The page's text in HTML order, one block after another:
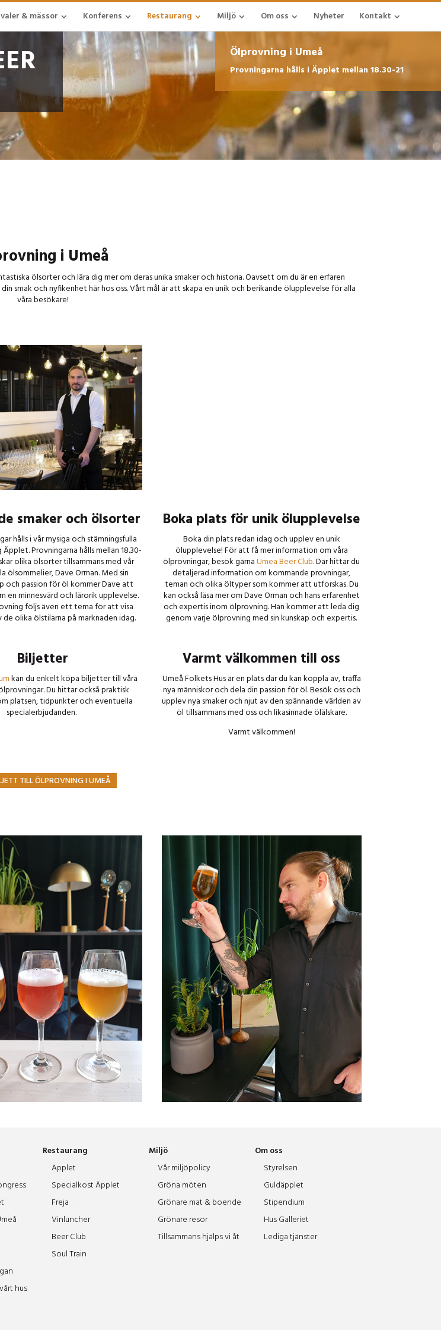
& mässor Konferens Restaurang Miljö Om oss Nyheter Kontakt
Ölprovning i Umeå
Provningarna hålls i Äpplet mellan 18.30-21
i Umeå
ölsorter och lära dig mer om deras unika smaker och historia. Oavsett om du är en erfaren
smak och nyfikenhet här hos oss. Vårt mål är att skapa en unik och berikande ölupplevelse för alla
våra besökare!
smaker och ölsorter
hålls i vår mysiga och stämningsfulla
Provningarna hålls mellan 18.30-
olika ölsorter tillsammans med vår
ölsommelier, Dave Orman. Med sin
och passion för öl kommer Dave att
en minnesvärd och lärorik upplevelse.
följs även ett tema för att visa
olika ölstilarna på marknaden idag.
Boka plats för unik ölupplevelse
Boka din plats redan idag och upplev en unik
ölupplevelse! För att få mer information om våra
ölprovningar, besök gärnaUmea Beer Club. Där hittar du
detaljerad information om kommande provningar,
teman och olika öltyper som kommer att utforskas. Du
kan också läsa mer om Dave Orman och hans erfarenhet
och expertis inom ölprovning. Han kommer att leda dig
genom varje ölprovning med sin kunskap och expertis.
Biljetter
kan du enkelt köpa biljetter till våra
Du hittar också praktisk
platsen, tidpunkter och eventuella
specialerbjudanden.
Varmt välkommen till oss
Umeå Folkets Hus är en plats där du kan koppla av, träffa
nya människor och dela din passion för öl.Besök oss och
upplev nya smaker och njut av den spännande världen av
öl tillsammans med oss och likasinnade ölälskare.
Varmt välkommen!
TILL ÖLPROVNING I UMEÅ
hus
Restaurang
Äpplet
Specialkost Äpplet
Freja
Vinluncher
Beer Club
Soul Train
Miljö
Vår miljöpolicy
Gröna möten
Grönare mat & boende
Grönare resor
Tillsammans hjälps vi åt
Om oss
Styrelsen
Guldäpplet
Stipendium
Hus Galleriet
Lediga tjänster